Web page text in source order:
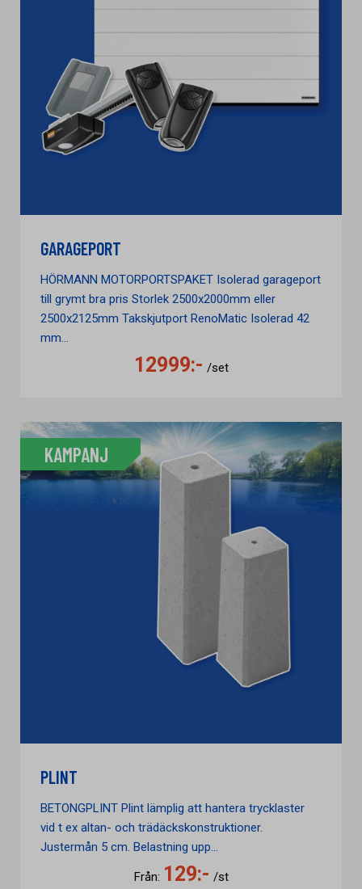
GARAGEPORT
HÖRMANN MOTORPORTSPAKET Isolerad garageport
till grymt bra pris Storlek 2500x2000mm eller
2500x2125mm Takskjutport RenoMatic Isolerad 42
mm...
12999:- /set
KAMPANJ
PLINT
BETONGPLINT Plint lämplig att hantera trycklaster
vid t ex altan- och trädäckskonstruktioner.
Justermån 5 cm. Belastning upp...
Från: 129:- /st